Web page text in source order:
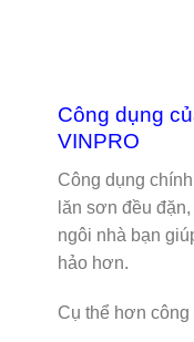
Công dụng
VINPRO
Công dụng
lăn sơn đều
ngôi nhà bạn
hảo hơn.
Cụ thể hơn